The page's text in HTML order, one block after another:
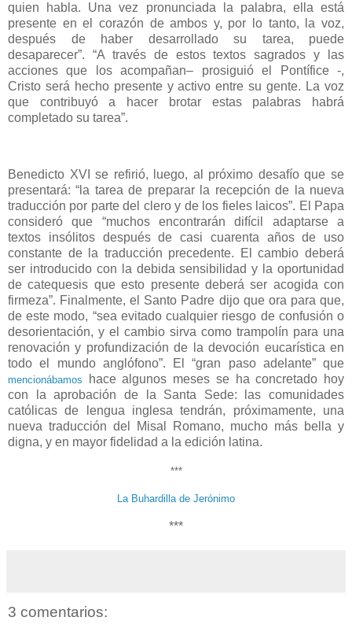
quien habla. Una vez pronunciada la palabra, ella está
presente en el corazón de ambos y, por lo tanto, la voz,
después de haber desarrollado su tarea, puede
desaparecer”. “A través de estos textos sagrados y las
acciones que los acompañan– prosiguió el Pontífice -,
Cristo será hecho presente y activo entre su gente. La voz
que contribuyó a hacer brotar estas palabras habrá
completado su tarea”.
Benedicto XVI se refirió, luego, al próximo desafío que se
presentará: “la tarea de preparar la recepción de la nueva
traducción por parte del clero y de los fieles laicos”. El Papa
consideró que “muchos encontrarán difícil adaptarse a
textos insólitos después de casi cuarenta años de uso
constante de la traducción precedente. El cambio deberá
ser introducido con la debida sensibilidad y la oportunidad
de catequesis que esto presente deberá ser acogida con
firmeza”. Finalmente, el Santo Padre dijo que ora para que,
de este modo, “sea evitado cualquier riesgo de confusión o
desorientación, y el cambio sirva como trampolín para una
renovación y profundización de la devoción eucarística en
todo el mundo anglófono”. El “gran paso adelante” que
mencionábamos
hace algunos meses se ha concretado hoy
con la aprobación de la Santa Sede: las comunidades
católicas de lengua inglesa tendrán, próximamente, una
nueva traducción del Misal Romano, mucho más bella y
digna, y en mayor fidelidad a la edición latina.
***
La Buhardilla de Jerónimo
***
3 comentarios: